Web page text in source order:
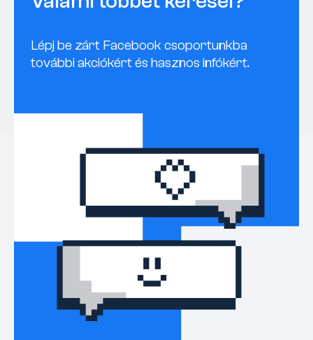
Lépj be zárt Facebook csoportunkba
további akciókért és hasznos infókért.